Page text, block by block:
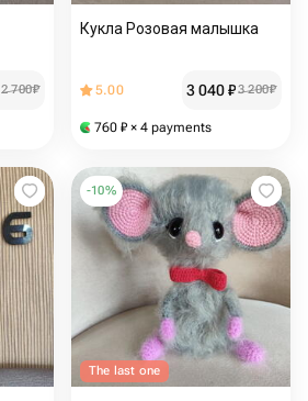
2 700₽
Кукла Розовая малышка
5.00 3 040₽3 200₽
760 ₽ × 4 payments
-10%
The last one